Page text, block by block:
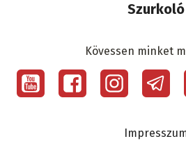
Szurkoló
Kövessen minket